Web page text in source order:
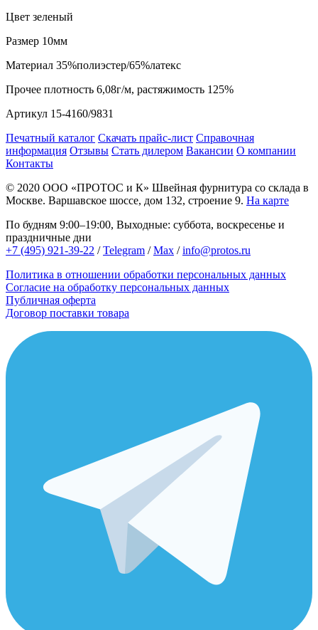
Цвет зеленый
Размер 10мм
Материал 35%полиэстер/65%латекс
Прочее плотность 6,08г/м, растяжимость 125%
Артикул 15-4160/9831
Печатный каталог Скачать прайс-лист Справочная
информация Отзывы Стать дилером Вакансии О компании
Контакты
© 2020 ООО «ПРОТОС и К» Швейная фурнитура со склада в
Москве. Варшавское шоссе, дом 132, строение 9. На карте
По будням 9:00–19:00, Выходные: суббота, воскресенье и
праздничные дни
+7 (495) 921-39-22 /Telegram /Max /info@protos.ru
Политика в отношении обработки персональных данных
Согласие на обработку персональных данных
Публичная оферта
Договор поставки товара